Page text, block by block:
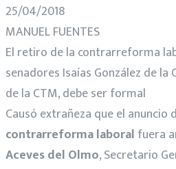
25/04/2018
MANUEL FUENTES
El retiro de la contrarreforma
senadores Isaías González de la
de la CTM, debe ser formal
Causó extrañeza que el anuncio
contrarreforma laboral fuera
Aceves del Olmo, Secretario